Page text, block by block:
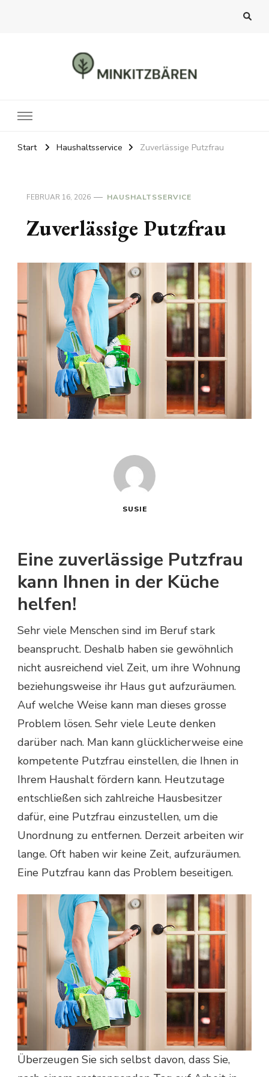
Start Haushaltsservice Zuverlässige Putzfrau
FEBRUAR 16, 2026 HAUSHALTSSERVICE
Zuverlässige Putzfrau
SUSIE
Eine zuverlässige Putzfrau
kann Ihnen in der Küche
helfen!
Sehr viele Menschen sind im Beruf stark
beansprucht. Deshalb haben sie gewöhnlich
nicht ausreichend viel Zeit, um ihre Wohnung
beziehungsweise ihr Haus gut aufzuräumen.
Auf welche Weise kann man dieses grosse
Problem lösen. Sehr viele Leute denken
darüber nach. Man kann glücklicherweise eine
kompetente Putzfrau einstellen, die Ihnen in
Ihrem Haushalt fördern kann. Heutzutage
entschließen sich zahlreiche Hausbesitzer
dafür, eine Putzfrau einzustellen, um die
Unordnung zu entfernen. Derzeit arbeiten wir
lange. Oft haben wir keine Zeit, aufzuräumen.
Eine Putzfrau kann das Problem beseitigen.
Überzeugen Sie sich selbst davon, dass Sie,